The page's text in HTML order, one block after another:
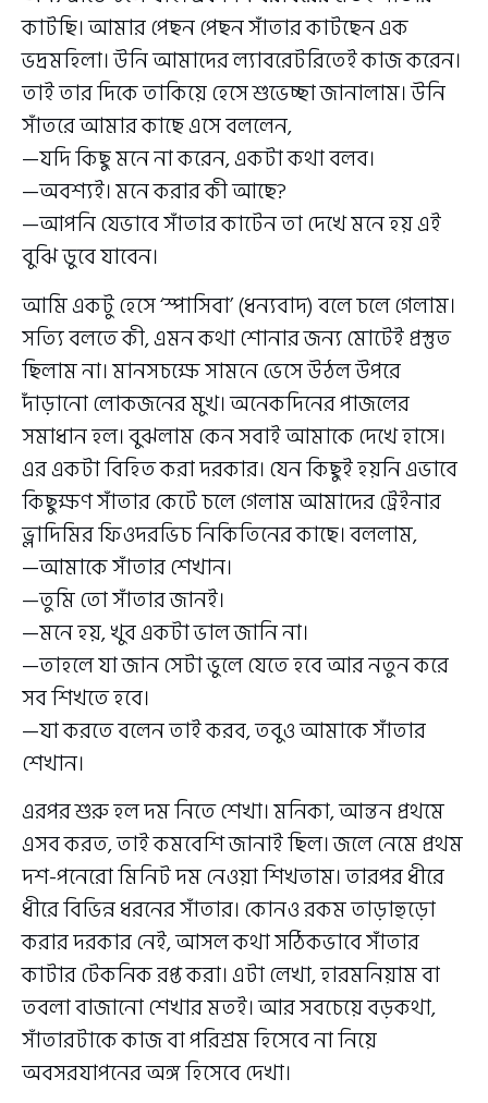
কাটছি। আমার পেছন পেছন সাঁতার কাটছেন এক
ভদ্রমহিলা। উনি আমাদের ল্যাবরেটরিতেই কাজ করেন।
তাই তার দিকে তাকিয়ে হেসে শুভেচ্ছা জানালাম। উনি
সাঁতরে আমার কাছে এসে বললেন,
—যদি কিছু মনে না করেন, একটা কথা বলব।
—অবশ্যই। মনে করার কী আছে?
—আপনি যেভাবে সাঁতার কাটেন তা দেখে মনে হয় এই
বুঝি ডুবে যাবেন।
আমি একটু হেসে ‘স্পাসিবা’ (ধন্যবাদ) বলে চলে গেলাম।
সত্যি বলতে কী, এমন কথা শোনার জন্য মোটেই প্রস্তুত
ছিলাম না। মানসচক্ষে সামনে ভেসে উঠল উপরে
দাঁড়ানো লোকজনের মুখ। অনেকদিনের পাজলের
সমাধান হল। বুঝলাম কেন সবাই আমাকে দেখে হাসে।
এর একটা বিহিত করা দরকার। যেন কিছুই হয়নি এভাবে
কিছুক্ষণ সাঁতার কেটে চলে গেলাম আমাদের ট্রেইনার
ভ্লাদিমির ফিওদরভিচ নিকিতিনের কাছে। বললাম,
—আমাকে সাঁতার শেখান।
—তুমি তো সাঁতার জানই।
—মনে হয়, খুব একটা ভাল জানি না।
—তাহলে যা জান সেটা ভুলে যেতে হবে আর নতুন করে
সব শিখতে হবে।
—যা করতে বলেন তাই করব, তবুও আমাকে সাঁতার
শেখান।
এরপর শুরু হল দম নিতে শেখা। মনিকা, আন্তন প্রথমে
এসব করত, তাই কমবেশি জানাই ছিল। জলে নেমে প্রথম
দশ-পনেরো মিনিট দম নেওয়া শিখতাম। তারপর ধীরে
ধীরে বিভিন্ন ধরনের সাঁতার। কোনও রকম তাড়াহুড়ো
করার দরকার নেই, আসল কথা সঠিকভাবে সাঁতার
কাটার টেকনিক রপ্ত করা। এটা লেখা, হারমনিয়াম বা
তবলা বাজানো শেখার মতই। আর সবচেয়ে বড়কথা,
সাঁতারটাকে কাজ বা পরিশ্রম হিসেবে না নিয়ে
অবসরযাপনের অঙ্গ হিসেবে দেখা।